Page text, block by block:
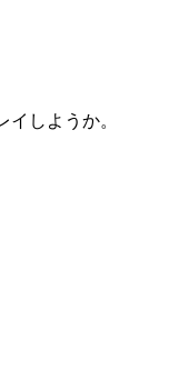
しようか。